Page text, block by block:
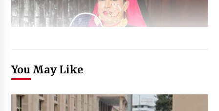
You May Like